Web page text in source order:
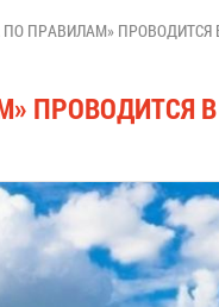
ПРАВИЛАМ» ПРОВОДИТСЯ
ПРОВОДИТСЯ